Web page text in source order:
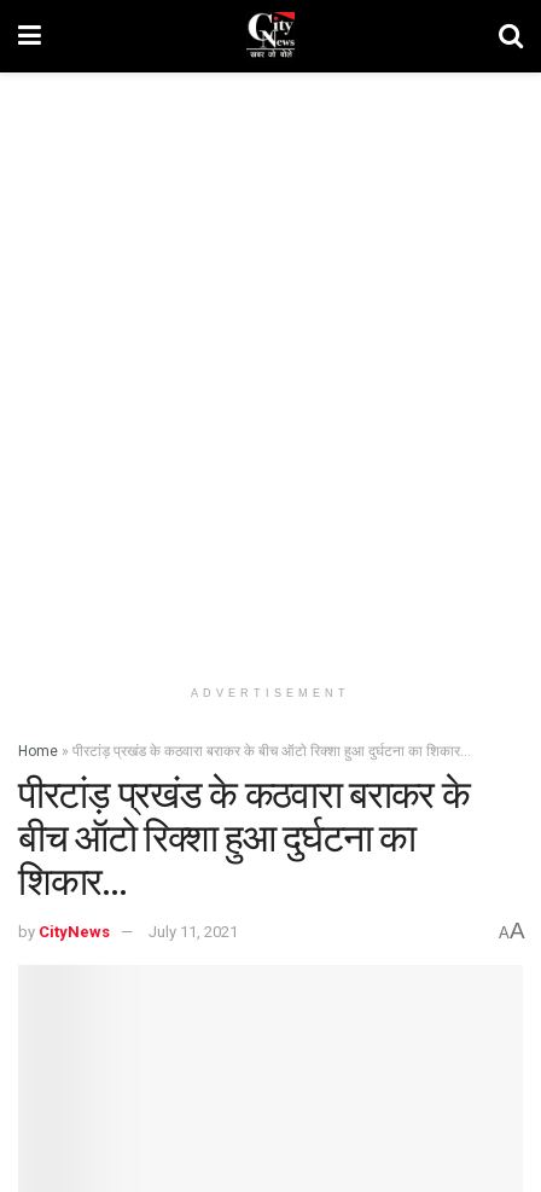
ADVERTISEMENT
Home » पीरटांड़ प्रखंड के कठवारा बराकर के बीच ऑटो रिक्शा हुआ दुर्घटना का शिकार…
पीरटांड़ प्रखंड के कठवारा बराकर के
बीच ऑटो रिक्शा हुआ दुर्घटना का
शिकार…
by CityNews July 11, 2021 AA